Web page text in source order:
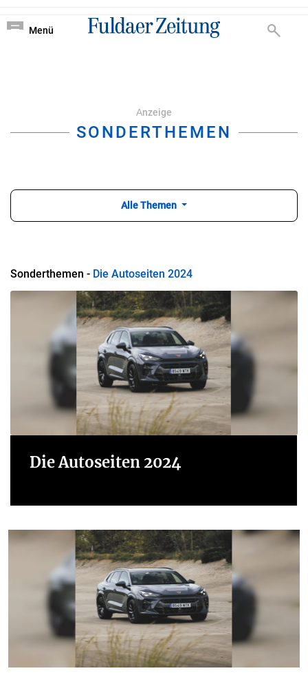
Nachrichten von
Menü
Аnzeige
SONDERTHEMEN
Alle Themen
Sonderthemen Die Autoseiten 2024
Die Autoseiten 2024